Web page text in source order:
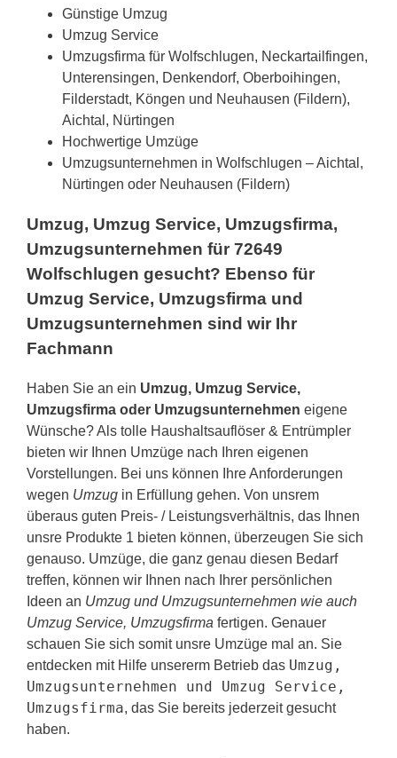
Günstige Umzug
Umzug Service
Umzugsfirma für Wolfschlugen, Neckartailfingen,
Unterensingen, Denkendorf, Oberboihingen,
Filderstadt, Köngen und Neuhausen (Fildern),
Aichtal, Nürtingen
Hochwertige Umzüge
Umzugsunternehmen in Wolfschlugen – Aichtal,
Nürtingen oder Neuhausen (Fildern)
Umzug, Umzug Service, Umzugsfirma,
Umzugsunternehmen für 72649
Wolfschlugen gesucht? Ebenso für
Umzug Service, Umzugsfirma und
Umzugsunternehmen sind wir Ihr
Fachmann
Haben Sie an ein Umzug, Umzug Service,
Umzugsfirma oder Umzugsunternehmen eigene
Wünsche? Als tolle Haushaltsauflöser & Entrümpler
bieten wir Ihnen Umzüge nach Ihren eigenen
Vorstellungen. Bei uns können Ihre Anforderungen
wegen Umzug in Erfüllung gehen. Von unsrem
überaus guten Preis- / Leistungsverhältnis, das Ihnen
unsre Produkte 1 bieten können, überzeugen Sie sich
genauso. Umzüge, die ganz genau diesen Bedarf
treffen, können wir Ihnen nach Ihrer persönlichen
Ideen an Umzug und Umzugsunternehmen wie auch
Umzug Service, Umzugsfirma fertigen. Genauer
schauen Sie sich somit unsre Umzüge mal an. Sie
entdecken mit Hilfe unsererm Betrieb das Umzug,
Umzugsunternehmen und Umzug Service,
Umzugsfirma, das Sie bereits jederzeit gesucht
haben.